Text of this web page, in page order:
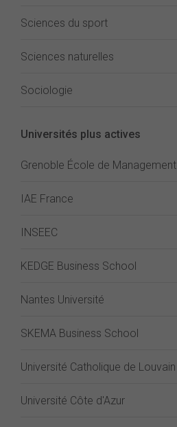
Sciences du sport
Sciences naturelles
Sociologie
Universités plus actives
Grenoble École de Management
IAE France
INSEEC
KEDGE Business School
Nantes Université
SKEMA Business School
Université Catholique de Louvain
Université Côte d'Azur